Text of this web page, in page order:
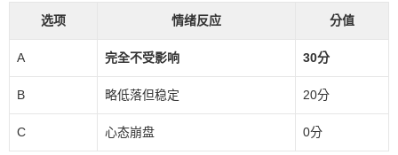
选项 情绪反应 分值
A 完全不受影响 30分
B 略低落但稳定 20分
C 心态崩盘 0分